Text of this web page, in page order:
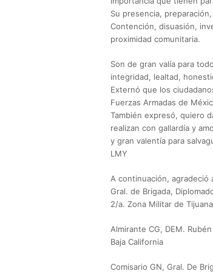
Su presencia,
Contención, disuasión,
proximidad comunitaria.
Son de gran valía para
integridad, lealtad,
Externó que los
Fuerzas Armadas de
También expresó, quiero
realizan con gallardía y
y gran valentía para
LMY
A continuación, agradeció
Gral. de Brigada,
2/a. Zona Militar de
Almirante CG, DEM.
Baja California
Comisario GN, Gral. De